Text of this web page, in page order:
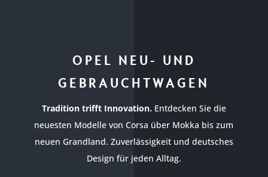
OPEL NEU- UND
GEBRAUCHTWAGEN
Tradition trifft Innovation.Entdecken Sie die
neuesten Modelle von Corsa über Mokka bis zum
neuen Grandland. Zuverlässigkeit und deutsches
Design für jeden Alltag.